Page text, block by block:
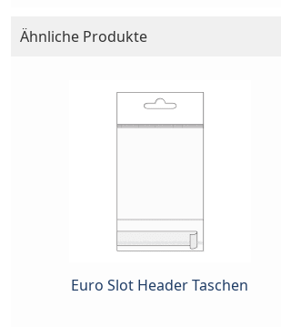
Ähnliche Produkte
Euro Slot Header Taschen